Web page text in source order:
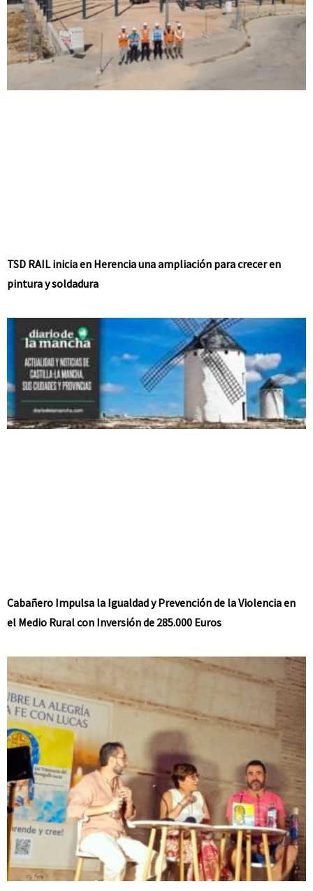
TSD RAIL inicia en Herencia una ampliación para crecer en
pintura y soldadura
Cabañero Impulsa la Igualdad y Prevención de la Violencia en
el Medio Rural con Inversión de 285.000 Euros